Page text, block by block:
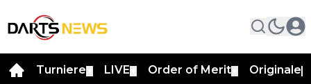
Turniere LIVE Order of Merit Originale